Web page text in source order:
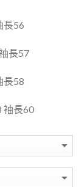
長56
長57
長58
袖長60